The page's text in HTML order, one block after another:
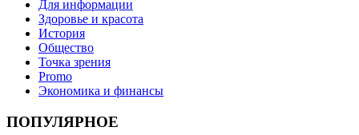
Для информации
Здоровье и красота
История
Общество
Точка зрения
Promo
Экономика и финансы
ПОПУЛЯРНОЕ